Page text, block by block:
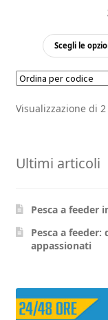
Scegli le
Visualizzazione di
Ultimi articoli
Pesca a feeder
Pesca a
appassionati